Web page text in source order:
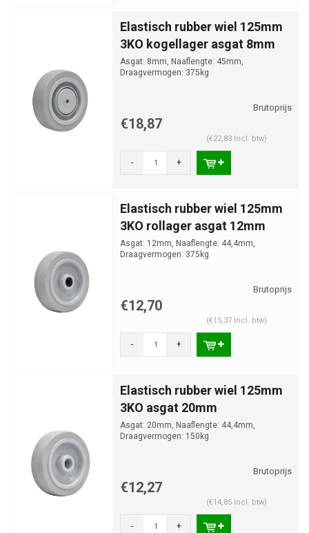
Elastisch rubber wiel 125mm
3KO kogellager asgat 8mm
Asgat: 8mm, Naaflengte: 45mm,
Draagvermogen: 375kg
€18,87
(€22,83 Incl. btw)
- +
Elastisch rubber wiel 125mm
3KO rollager asgat 12mm
Asgat: 12mm, Naaflengte: 44,4mm,
Draagvermogen: 375kg
€12,70
(€15,37 Incl. btw)
- +
Elastisch rubber wiel 125mm
3KO asgat 20mm
Asgat: 20mm, Naaflengte: 44,4mm,
Draagvermogen: 150kg
€12,27
(€14,85 Incl. btw)
- +